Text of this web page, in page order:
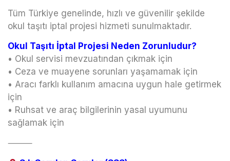
Tüm Türkiye genelinde, hızlı ve güvenilir şekilde
okul taşıtı iptal projesi hizmeti sunulmaktadır.
Okul Taşıtı İptal Projesi Neden Zorunludur?
• Okul servisi mevzuatından çıkmak için
• Ceza ve muayene sorunları yaşamamak için
• Aracı farklı kullanım amacına uygun hale getirmek
için
• Ruhsat ve araç bilgilerinin yasal uyumunu
sağlamak için
⸻